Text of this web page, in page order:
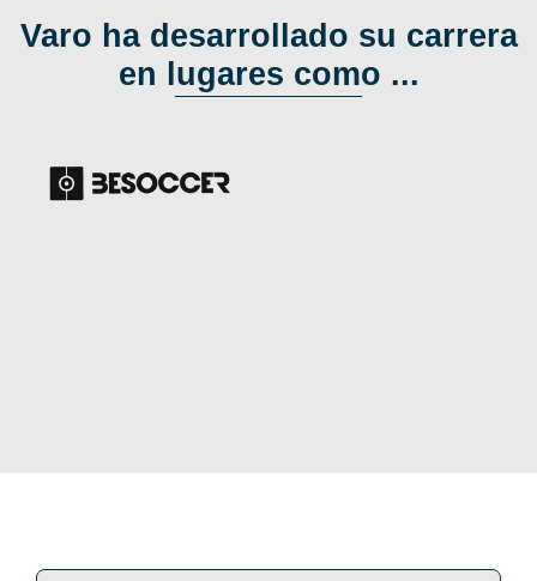
Varo ha desarrollado su carrera
en lugares como ...